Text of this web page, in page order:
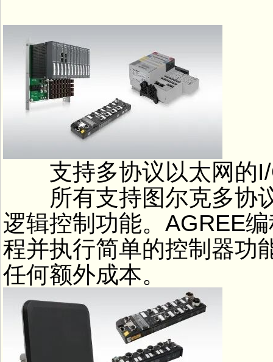
支持多协议以太网的I/
所有支持图尔克多协
逻辑控制功能。AGREE
程并执行简单的控制器功
任何额外成本。